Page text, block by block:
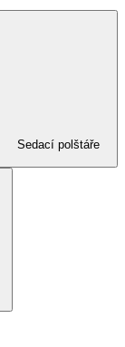
Sedací polštáře